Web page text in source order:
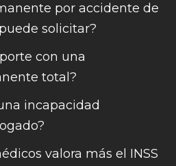
por accidente de
solicitar?
con una
total?
incapacidad
valora más el INSS